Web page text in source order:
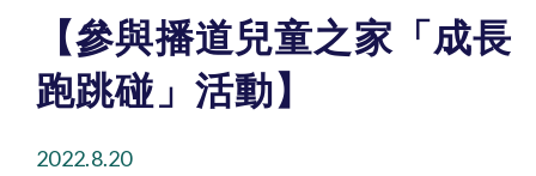
【參與播道兒童之家「成長
跑跳碰」活動】
2022.8.20